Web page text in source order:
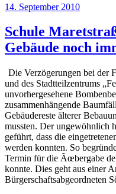
Veröffentlicht
14. September 2010
Schule
Gebäude noch
Die Verzögerungen bei der
und des Stadtteilzentrums
unvorhergesehene
zusammenhängende
Gebäudereste älterer
mussten. Der ungewöhnlich
geführt, dass die
werden konnten. So
Termin für die Ãœbergabe
konnte. Dies geht aus einer
Bürgerschaftsabgeordneten